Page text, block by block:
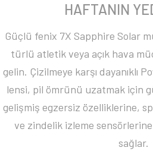
HAFTANIN
Güçlü fenix 7X Sapphire Solar
türlü atletik veya açık hava
gelin. Çizilmeye karşı dayanıklı
lensi, pil ömrünü uzatmak için
gelişmiş egzersiz özelliklerine,
ve zindelik izleme
sağlar.